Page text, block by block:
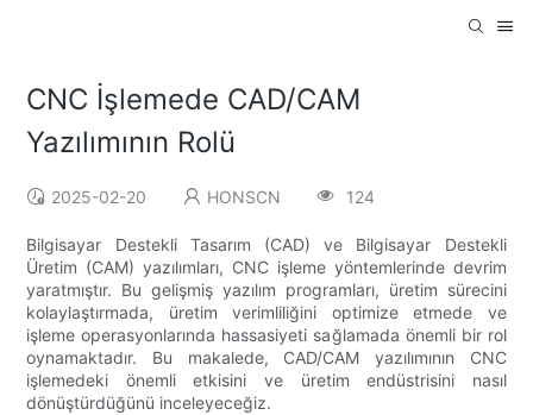
CNC İşlemede CAD/CAM
Yazılımının Rolü
2025-02-20 HONSCN 124
Bilgisayar Destekli Tasarım (CAD) ve Bilgisayar Destekli
Üretim (CAM) yazılımları, CNC işleme yöntemlerinde devrim
yaratmıştır. Bu gelişmiş yazılım programları, üretim sürecini
kolaylaştırmada, üretim verimliliğini optimize etmede ve
işleme operasyonlarında hassasiyeti sağlamada önemli bir rol
oynamaktadır. Bu makalede, CAD/CAM yazılımının CNC
işlemedeki önemli etkisini ve üretim endüstrisini nasıl
dönüştürdüğünü inceleyeceğiz.